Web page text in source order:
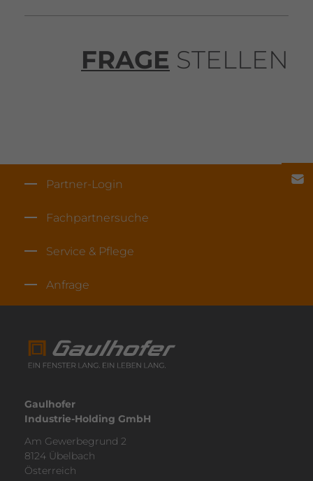
FRAGE STELLEN
Partner-Login
Fach­part­ner­suche
Service & Pflege
Anfrage
Gaulhofer
Industrie-Holding GmbH
Am Gewer­be­grund 2
8124 Übelbach
Öster­reich